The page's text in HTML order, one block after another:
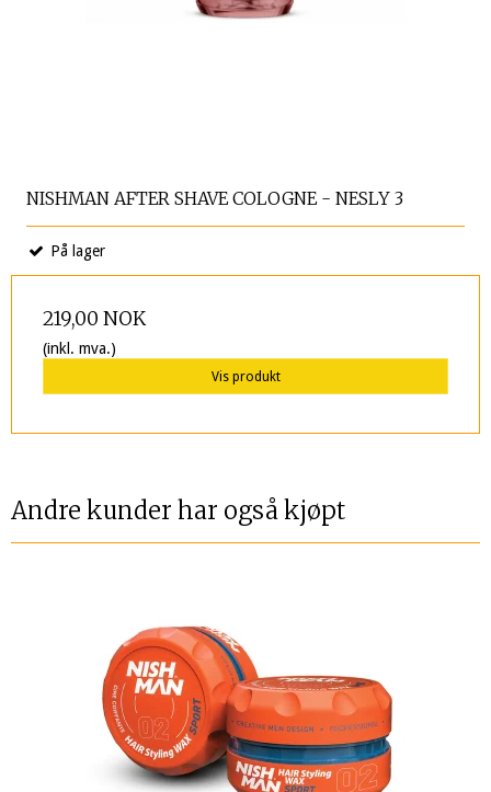
NISHMAN AFTER SHAVE COLOGNE - NESLY 3
På lager
219,00 NOK
(inkl. mva.)
Vis produkt
Andre kunder har også kjøpt